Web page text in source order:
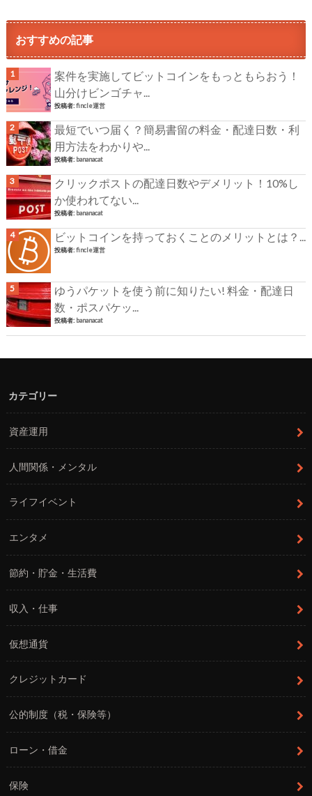
おすすめの記事
案件を実施してビットコインをもっともらおう！
山分けビンゴチャ...
投稿者:fincle運営
最短でいつ届く？簡易書留の料金・配達日数・利
用方法をわかりや...
投稿者: bananacat
クリックポストの配達日数やデメリット！10%し
か使われてない...
投稿者: bananacat
ビットコインを持っておくことのメリットとは？...
投稿者:fincle運営
ゆうパケットを使う前に知りたい! 料金・配達日
数・ポスパケッ...
投稿者: bananacat
カテゴリー
資産運用
人間関係・メンタル
ライフイベント
エンタメ
節約・貯金・生活費
収入・仕事
仮想通貨
クレジットカード
公的制度（税・保険等）
ローン・借金
保険